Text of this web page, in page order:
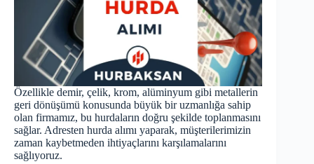
Özellikle demir, çelik, krom, alüminyum gibi metallerin
geri dönüşümü konusunda büyük bir uzmanlığa sahip
olan firmamız, bu hurdaların doğru şekilde toplanmasını
sağlar. Adresten hurda alımı yaparak, müşterilerimizin
zaman kaybetmeden ihtiyaçlarını karşılamalarını
sağlıyoruz.